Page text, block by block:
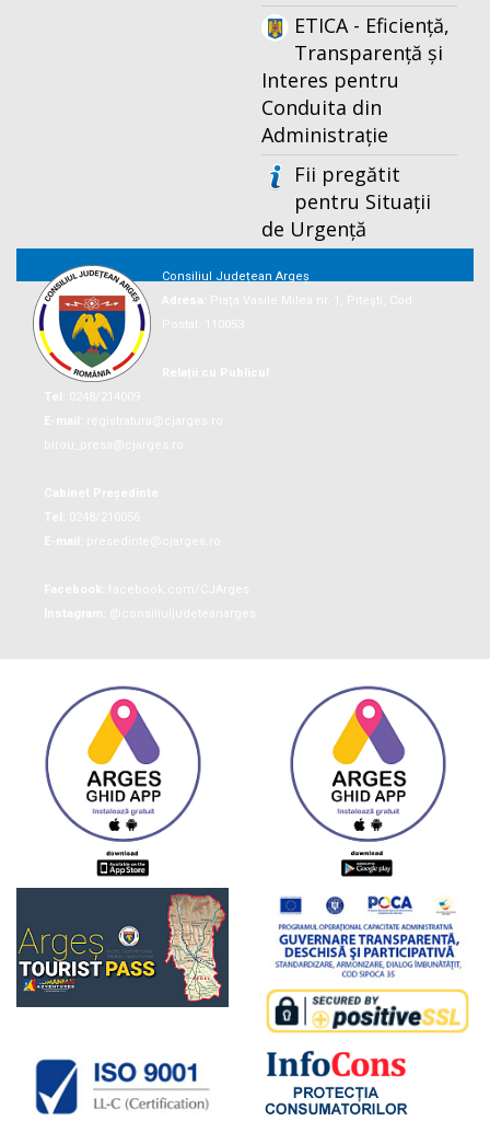
ETICA - Eficiență,
Transparență și
Interes pentru
Conduita din
Administrație
Fii pregătit
pentru Situații
de Urgență
Consiliul Județean Argeș